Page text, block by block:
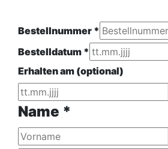
Bestellnummer *
Bestelldatum *
Erhalten am (optional)
Name *